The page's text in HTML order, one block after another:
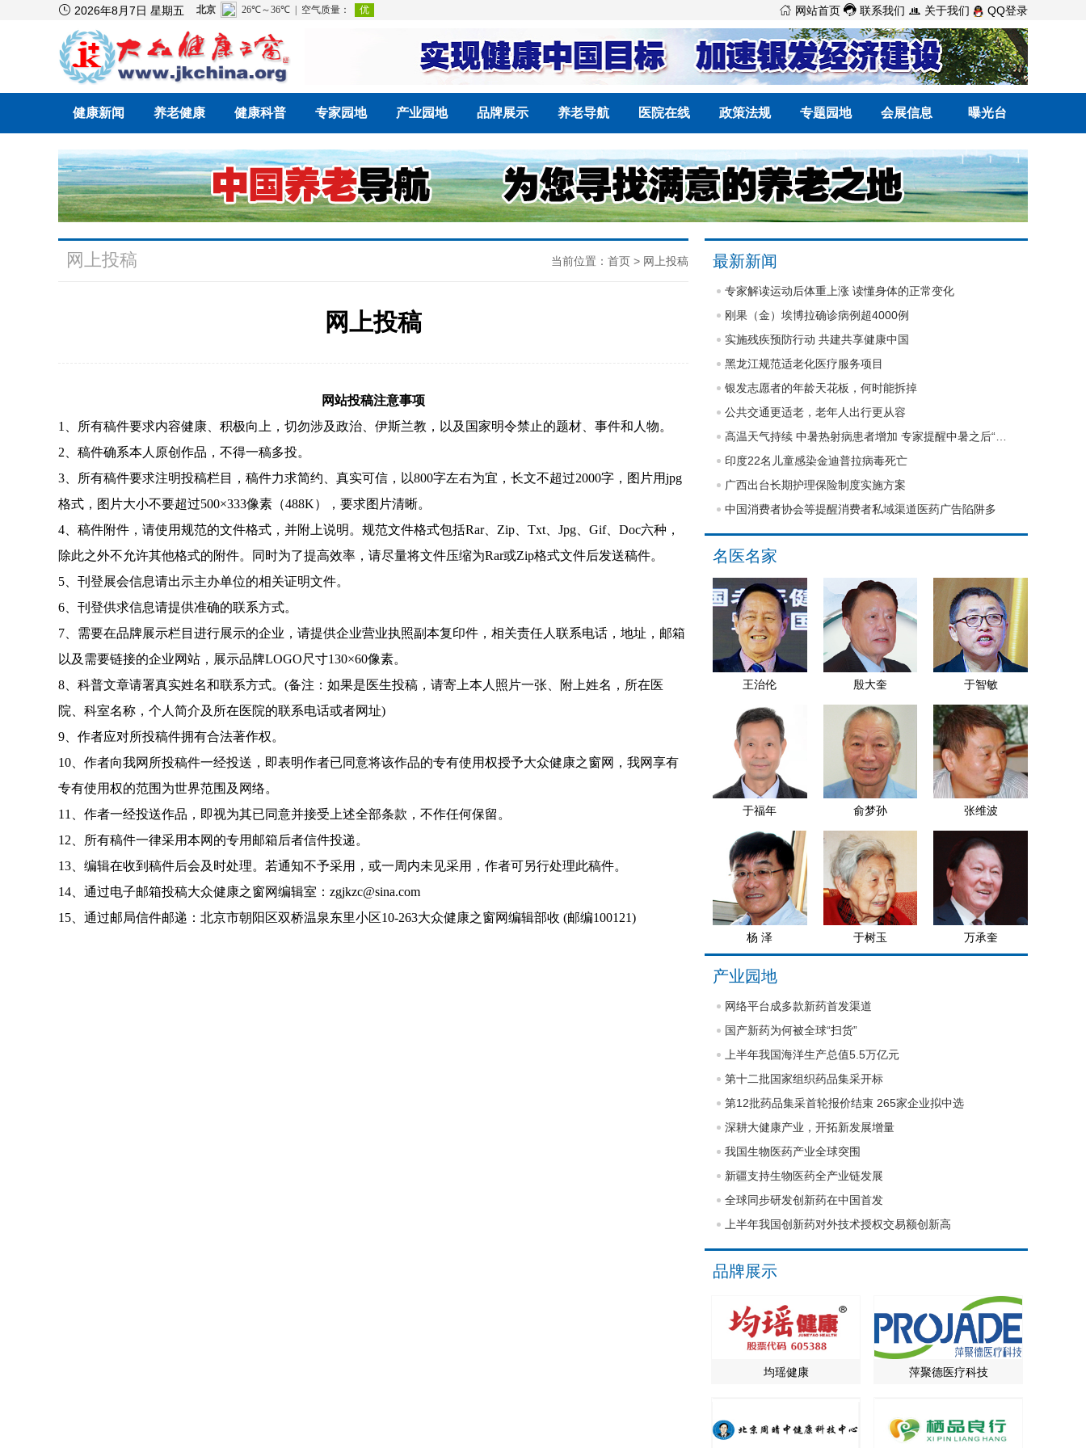
 2026年8月7日 星期五  网站首页  联系我们  关于我们 QQ登录
健康新闻 养老健康 健康科普 专家园地 产业园地 品牌展示 养老导航 医院在线 政策法规 专题园地 会展信息 曝光台
网上投稿 当前位置： 首页 > 网上投稿
网上投稿
网站投稿注意事项
1、所有稿件要求内容健康、积极向上， 切勿涉及政治、 伊斯兰教，以及国家明令禁止的题材、事件和人物。
2、稿件确系本人原创作品，不得一稿多投。
3、所有稿件要求注明投稿栏目，稿件力求简约、真实可信，以800字左右为宜，长文不超过2000字，图片用jpg
格式，图片大小不要超过500×333像素（488K），要求图片清晰。
4、稿件附件，请使用规范的文件格式，并附上说明。规范文件格式包括Rar、Zip、Txt、Jpg、Gif、Doc六种，
除此之外不允许其他格式的附件。同时为了提高效率，请尽量将文件压缩为Rar或Zip格式文件后发送稿件。
5、刊登展会信息请出示主办单位的相关证明文件。
6、刊登供求信息请提供准确的联系方式。
7、需要在品牌展示栏目进行展示的企业，请提供企业营业执照副本复印件，相关责任人联系电话，地址，邮箱
以及需要链接的企业网站，展示品牌LOGO尺寸130×60像素。
8、科普文章请署真实姓名和联系方式。(备注： 如果是医生投稿，请寄上本人照片一张、附上姓名，所在医
院、科室名称，个人简介及所在医院的联系电话或者网址)
9、作者应对所投稿件拥有合法著作权。
10、作者向我网所投稿件一经投送，即表明作者已同意将该作品的专有使用权授予大众健康之窗网，我网享有
专有使用权的范围为世界范围及网络。
11、作者一经投送作品，即视为其已同意并接受上述全部条款，不作任何保留。
12、所有稿件一律采用本网的专用邮箱后者信件投递。
13、编辑在收到稿件后会及时处理。若通知不予采用，或一周内未见采用，作者可另行处理此稿件。
14、通过电子邮箱投稿大众健康之窗网编辑室： zgjkzc@sina.com
15、通过邮局信件邮递：北京市朝阳区双桥温泉东里小区10-263大众健康之窗网编辑部收 (邮编100121)
最新新闻
专家解读运动后体重上涨 读懂身体的正常变化
刚果（金）埃博拉确诊病例超4000例
实施残疾预防行动 共建共享健康中国
黑龙江规范适老化医疗服务项目
银发志愿者的年龄天花板，何时能拆掉
公共交通更适老，老年人出行更从容
印度22名儿童感染金迪普拉病毒死亡
广西出台长期护理保险制度实施方案
中国消费者协会等提醒消费者私域渠道医药广告陷阱多
名医名家
王治伦 殷大奎 于智敏
于福年 俞梦孙 张维波
杨 泽 于树玉 万承奎
产业园地
网络平台成多款新药首发渠道
国产新药为何被全球“扫货”
上半年我国海洋生产总值5.5万亿元
第十二批国家组织药品集采开标
第12批药品集采首轮报价结束 265家企业拟中选
深耕大健康产业，开拓新发展增量
我国生物医药产业全球突围
新疆支持生物医药全产业链发展
全球同步研发创新药在中国首发
上半年我国创新药对外技术授权交易额创新高
品牌展示
均瑶健康 萍聚德医疗科技